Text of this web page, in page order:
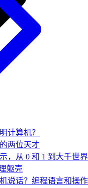
计算机？
两位天才
，从 0 和 1 到大千世界
躯壳
说话？编程语言和操